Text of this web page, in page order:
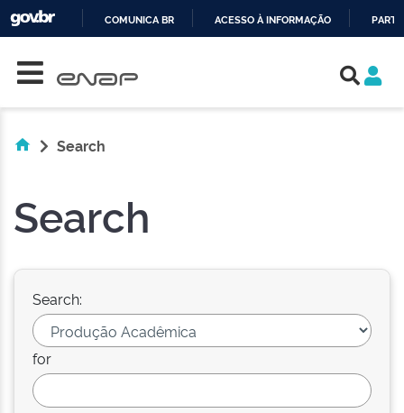
COMUNICA BR ACESSO À INFORMAÇÃO
Search
Search
Search:
for